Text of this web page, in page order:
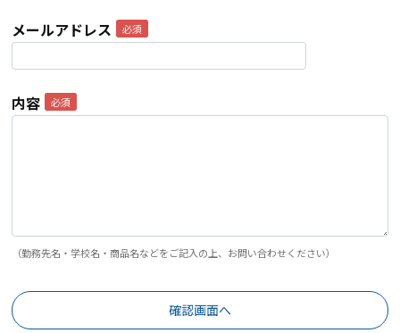
メールアドレス
内容
（勤務先名・学校名・商品名などをご記入の上、お問い合わせください）